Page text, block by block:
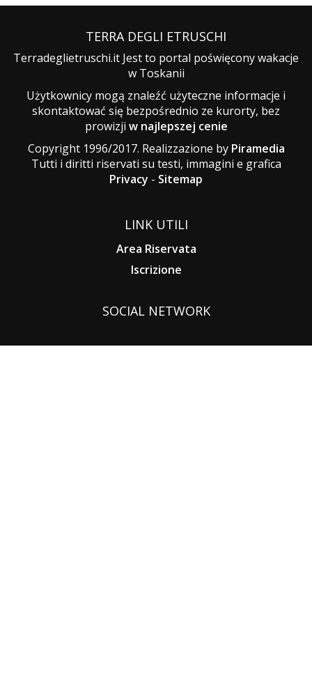
TERRA DEGLI ETRUSCHI
Terradeglietruschi.it Jest to portal poświęcony wakacje
w Toskanii
Użytkownicy mogą znaleźć użyteczne informacje i
skontaktować się bezpośrednio ze kurorty, bez
prowizji w najlepszej cenie
Copyright 1996/2017. Realizzazione by Piramedia
Tutti i diritti riservati su testi, immagini e grafica
Privacy - Sitemap
LINK UTILI
Area Riservata
Iscrizione
SOCIAL NETWORK